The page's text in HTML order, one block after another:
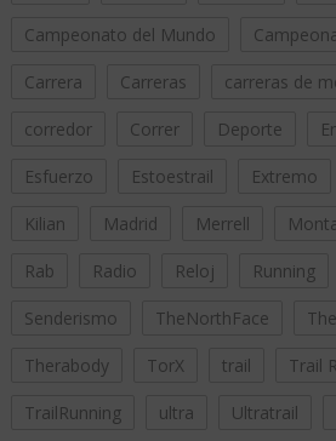
Campeonato del Mundo
Carrera Carreras carreras de
corredor Correr Deporte
Esfuerzo Estoestrail Extremo
Kilian Madrid Merrell
Rab Radio Reloj Running
Senderismo TheNorthFace
Therabody TorX trail Trail
TrailRunning ultra Ultratrail